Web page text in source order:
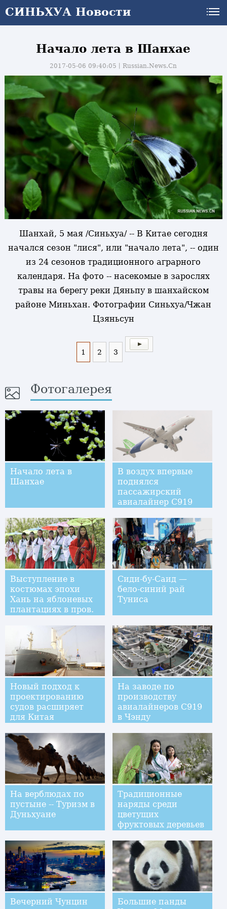
СИНЬХУА Новости
Начало лета в Шанхае
2017-05-06 09:40:05丨Russian.News.Cn
Шанхай, 5 мая /Синьхуа/ -- В Китае сегодня
начался сезон "лися", или "начало лета", -- один
из 24 сезонов традиционного аграрного
календаря. На фото -- насекомые в зарослях
травы на берегу реки Дяньпу в шанхайском
районе Миньхан. Фотографии Синьхуа/Чжан
Цзяньсун
1 2 3
Фотогалерея
Начало лета в
Шанхае
В воздух впервые
поднялся
пассажирский
авиалайнер С919
производства
Выступление в
костюмах эпохи
Хань на яблоневых
плантациях в пров.
Сиди-бу-Саид —
бело-синий рай
Туниса
Новый подход к
проектированию
судов расширяет
для Китая
морского
Шелкового пути
На заводе по
производству
авиалайнеров C919
в Чэнду
На верблюдах по
пустыне -- Туризм в
Дуньхуане
Традиционные
наряды среди
цветущих
фруктовых деревьев
Вечерний Чунцин
Большие панды